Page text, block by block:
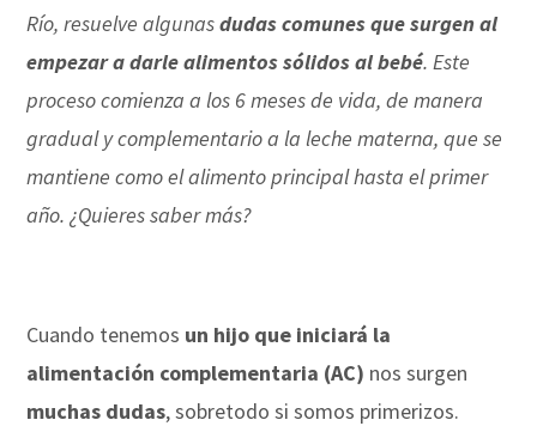
Río, resuelve algunasdudas comunes que surgen al
empezar a darle alimentos sólidos al bebé. Este
proceso comienza a los 6 meses de vida, de manera
gradual y complementario a la leche materna, que se
mantiene como el alimento principal hasta el primer
año. ¿Quieres saber más?
Cuando tenemos un hijo que iniciará la
alimentación complementaria (AC) nos surgen
muchas dudas, sobretodo si somos primerizos.